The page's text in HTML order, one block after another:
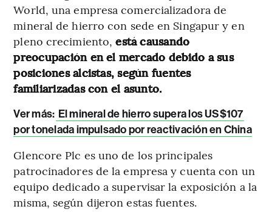
World, una empresa comercializadora de
mineral de hierro con sede en Singapur y en
pleno crecimiento,está causando
preocupación en el mercado debido a sus
posiciones alcistas, según fuentes
familiarizadas con el asunto.
Ver más: El mineral de hierro supera los US$107
por tonelada impulsado por reactivación en China
Glencore Plc es uno de los principales
patrocinadores de la empresa y cuenta con un
equipo dedicado a supervisar la exposición a la
misma, según dijeron estas fuentes.